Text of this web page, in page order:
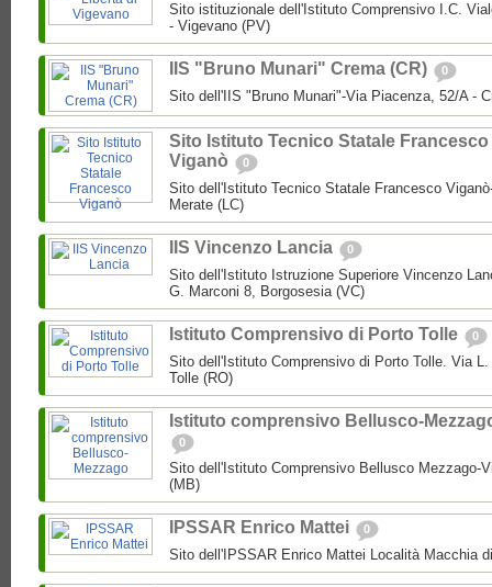
Sito istituzionale dell'Istituto Comprensivo I.C.
- Vigevano (PV)
IIS "Bruno Munari" Crema (CR) 0
Sito dell'IIS "Bruno Munari"-Via Piacenza, 52/A -
Sito Istituto Tecnico Statale Francesco
Viganò
0
Sito dell'Istituto Tecnico Statale Francesco
Merate (LC)
IIS Vincenzo Lancia 0
Sito dell'Istituto Istruzione Superiore Vincenzo
G. Marconi 8, Borgosesia (VC)
Istituto Comprensivo di Porto Tolle 0
Sito dell'Istituto Comprensivo di Porto Tolle. Via
Tolle (RO)
Istituto comprensivo Bellusco-
0
Sito dell'Istituto Comprensivo Bellusco Mezzago-
(MB)
IPSSAR Enrico Mattei 0
Sito dell'IPSSAR Enrico Mattei Località Macchia